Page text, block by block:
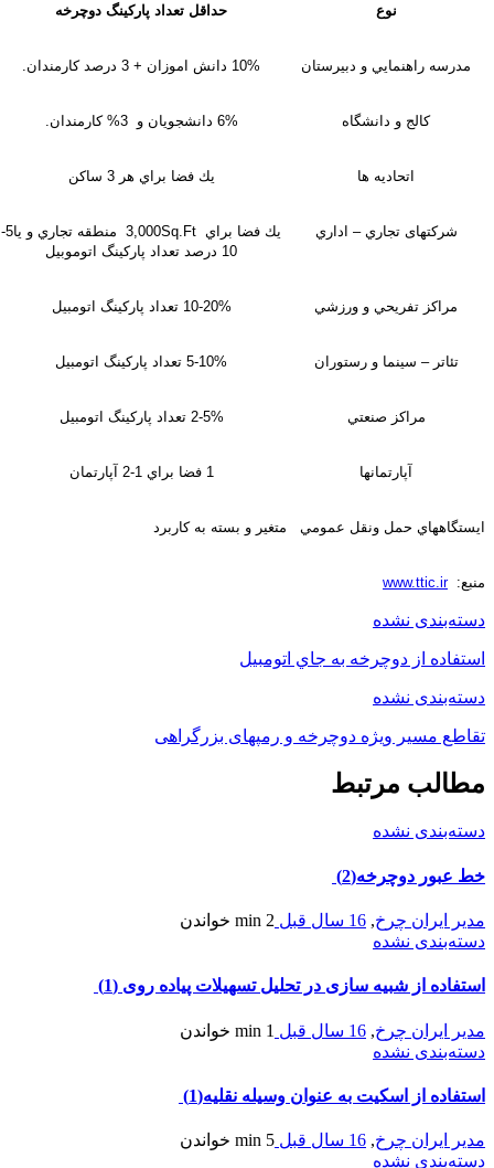
نوع حداقل تعداد پاركينگ دوچرخه
مدرسه راهنمايي و دبيرستان 10% دانش اموزان + 3 درصد كارمندان.
كالج و دانشگاه 6% دانشجويان و 3% كارمندان.
اتحاديه ها يك فضا براي هر 3 ساكن
شرکتهای تجاري – اداري
يك فضا براي 3,000Sq.Ft منطقه تجاري و يا5-
10 درصد تعداد پاركينگ اتوموبيل
مراكز تفريحي و ورزشي 10-20% تعداد پاركينگ اتومبيل
تئاتر – سينما و رستوران 5-10% تعداد پاركينگ اتومبيل
مراكز صنعتي 2-5% تعداد پاركينگ اتومبيل
آپارتمانها 1 فضا براي 1-2 آپارتمان
ايستگاههاي حمل ونقل عمومي متغير و بسته به كاربرد
منبع: www.ttic.ir
دسته‌بندی نشده
استفاده از دوچرخه به جاي اتومبيل
دسته‌بندی نشده
تقاطع مسیر ویژه دوچرخه و رمپهای بزرگراهی
مطالب مرتبط
دسته‌بندی نشده
خط عبور دوچرخه(2)
مدیر ایران چرخ, 16 سال قبل 2 min
خواندن
دسته‌بندی نشده
استفاده از شبیه سازی در تحلیل تسهیلات پیاده روی (1)
مدیر ایران چرخ, 16 سال قبل 1 min
خواندن
دسته‌بندی نشده
استفاده از اسکیت به عنوان وسیله نقلیه(1)
مدیر ایران چرخ, 16 سال قبل 5 min
خواندن
دسته‌بندی نشده